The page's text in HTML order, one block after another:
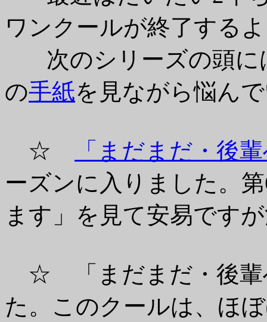
ワンクールが終了する
次のシリーズの頭に
の手紙を見ながら悩ん
☆
「まだまだ・後
ーズンに入りました。
ます」を見て安易です
☆ 「まだまだ・後輩
た。このクールは、ほ